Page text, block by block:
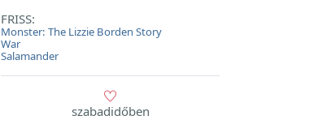
FRISS:
Monster: The Lizzie Borden Story
War
Salamander
szabadidőben